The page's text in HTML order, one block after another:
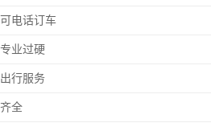
可电话订车
专业过硬
出行服务
齐全